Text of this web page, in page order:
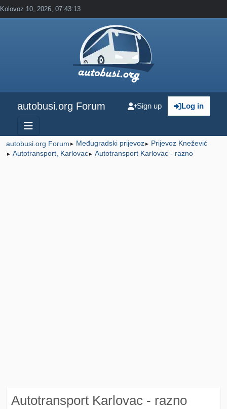
Kolovoz 10, 2026, 07:43:13
autobusi.org Forum Log in
Sign up
autobusi.org Forum ► Međugradski prijevoz► Prijevoz Knežević
► Autotransport, Karlovac► Autotransport Karlovac - razno
Autotransport Karlovac - razno